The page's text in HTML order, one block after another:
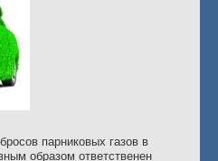
парниковых газов в
образом ответственен